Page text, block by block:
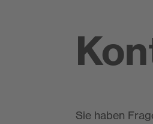
Sie haben